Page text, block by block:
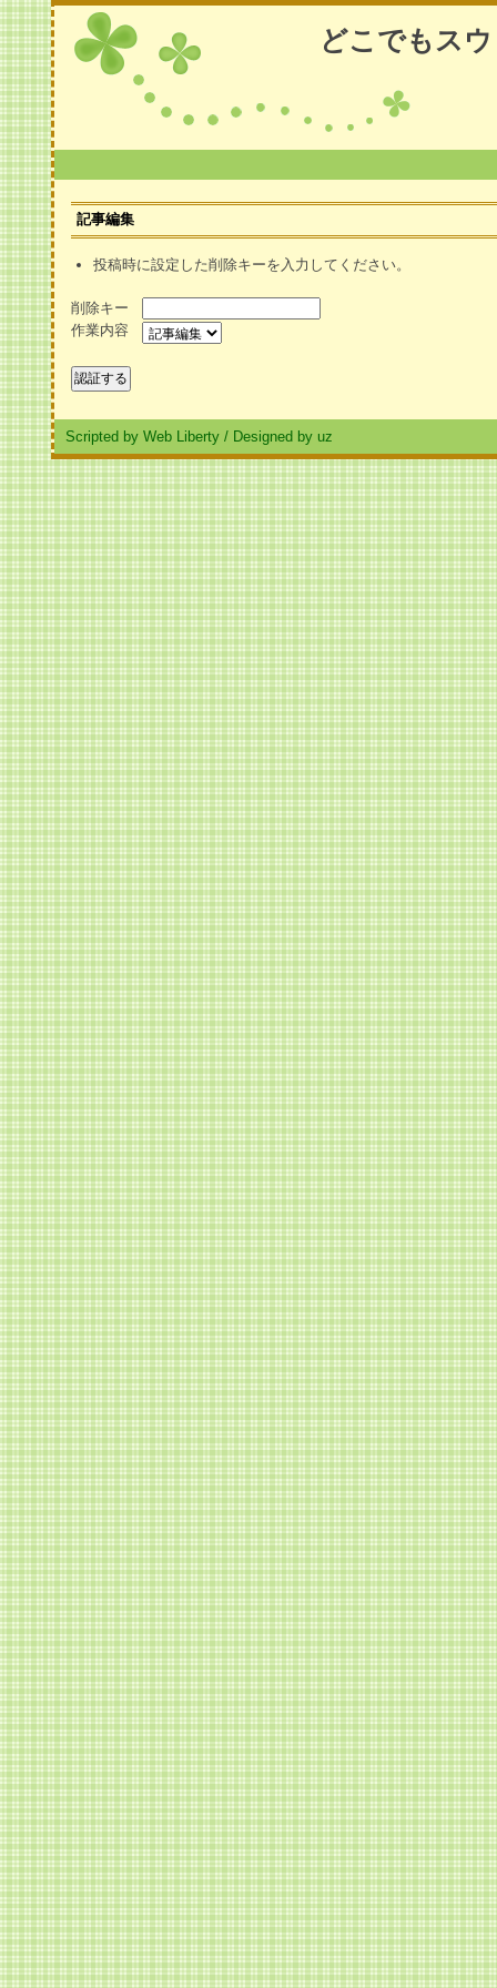
どこでもス
記事編集
投稿時に設定した削除キーを入力してください。
削除キー
作業内容
Scripted by Web Liberty / Designed by uz